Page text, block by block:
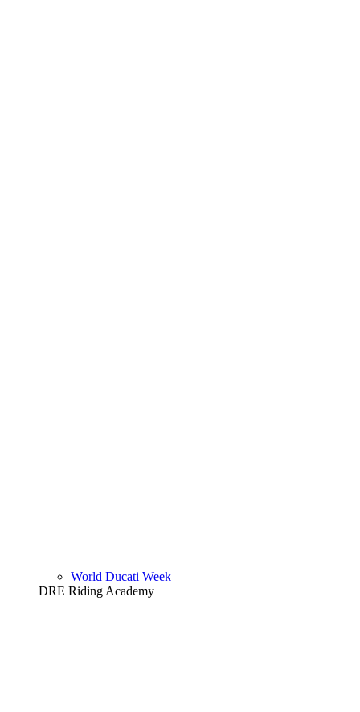
World Ducati Week
DRE Riding Academy